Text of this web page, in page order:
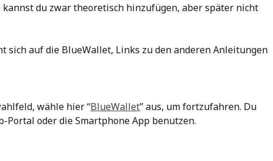
du zwar theoretisch hinzufügen, aber später nicht
sich auf die BlueWallet, Links zu den anderen Anleitungen
wähle hier “BlueWallet” aus, um fortzufahren. Du
Portal oder die Smartphone App benutzen.